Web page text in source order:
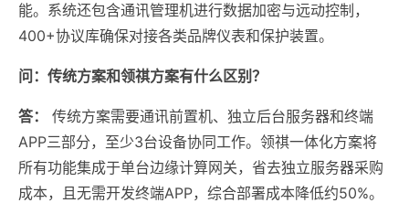
能。系统还包含通讯管理机进行数据加密与远动控制，
400+协议库确保对接各类品牌仪表和保护装置。
问：传统方案和领祺方案有什么区别？
答：
传统方案需要通讯前置机、独立后台服务器和终端
APP三部分，至少3台设备协同工作。领祺一体化方案将
所有功能集成于单台边缘计算网关，省去独立服务器采购
成本，且无需开发终端APP，综合部署成本降低约50%。